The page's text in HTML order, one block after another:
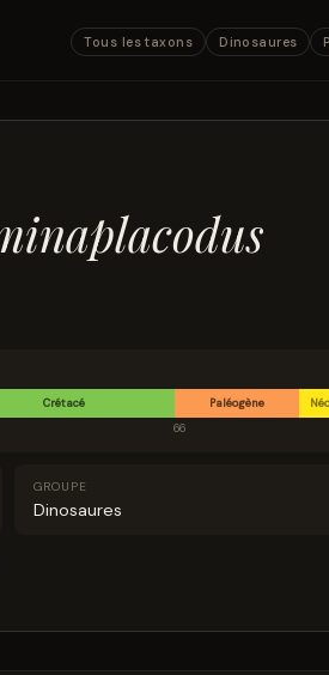
Tous les taxons Dinosaures
Crétacé Paléogène
66
GROUPE
Dinosaures